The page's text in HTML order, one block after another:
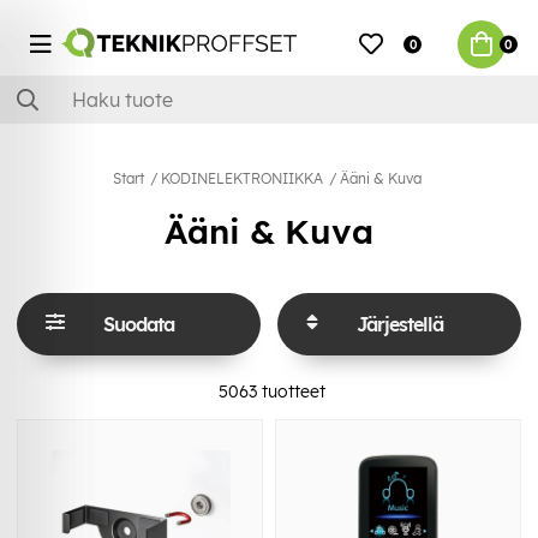
0 0
Start KODINELEKTRONIIKKA Ääni & Kuva
Ääni & Kuva
Suodata Järjestellä
5063tuotteet